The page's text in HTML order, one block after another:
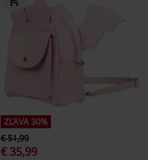
ZĽAVA 30%
€ 51,99
€ 35,99